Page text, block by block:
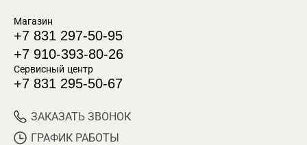
Магазин
+7 831 297-50-95
+7 910-393-80-26
Сервисный центр
+7 831 295-50-67
ЗАКАЗАТЬ ЗВОНОК
ГРАФИК РАБОТЫ